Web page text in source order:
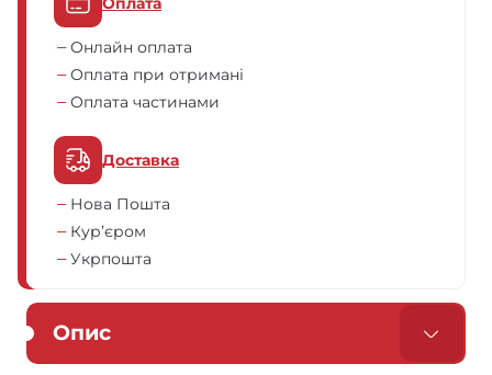
Онлайн оплата
Оплата при отримані
Оплата частинами
Доставка
Нова Пошта
Кур’єром
Укрпошта
Опис